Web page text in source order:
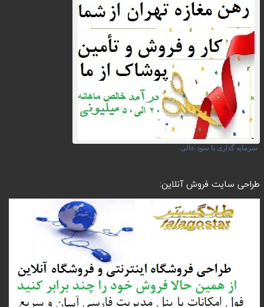
سرمایه گذاری با سود عالی
طراحی سایت فروش آنلاین: